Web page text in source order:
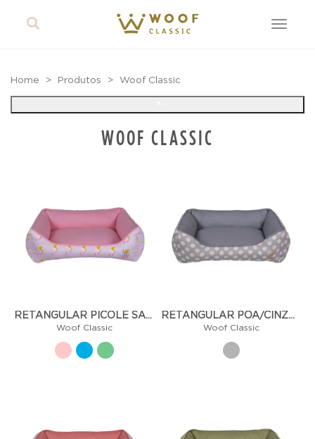
Toggle
Home Produtos Woof Classic
WOOF CLASSIC
RETANGULAR PICOLÉ SARJA
Woof Classic
RETANGULAR POÁ/CINZA R073
Woof Classic